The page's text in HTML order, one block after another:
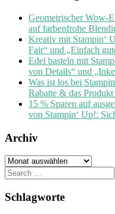
Geometrischer Wow-
auf farbenfrohe
Kreativ mit Stampin‘
Fair“ und „Einfach
Edel basteln mit
von Details“ und
Was ist los bei
Rabatte & das
15 % Sparen auf
von Stampin‘ Up!:
Archiv
Archiv
Search
for:
Schlagworte